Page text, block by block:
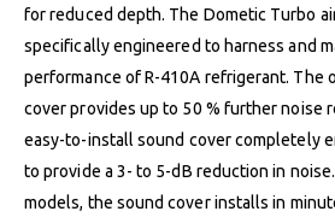
for reduced depth. The Dometic Turbo
specifically engineered to harness and
performance of R-410A refrigerant. The
cover provides up to 50 % further noise
easy-to-install sound cover completely
to provide a 3- to 5-dB reduction in
models, the sound cover installs in